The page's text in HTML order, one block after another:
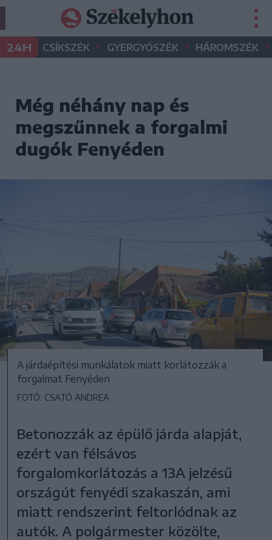
24H CSÍKSZÉK • GYERGYÓSZÉK • HÁROMSZÉK •
Még néhány nap és
megszűnnek a forgalmi
dugók Fenyéden
A járdaépítési munkálatok miatt korlátozzák a
forgalmat Fenyéden
FOTÓ: CSATÓ ANDREA
Betonozzák az épülő járda alapját,
ezért van félsávos
forgalomkorlátozás a 13A jelzésű
országút fenyédi szakaszán, ami
miatt rendszerint feltorlódnak az
autók. A polgármester közölte,